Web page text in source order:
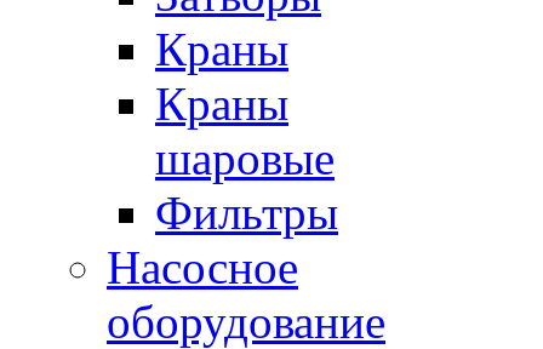
Краны
Краны
шаровые
Фильтры
Насосное
оборудование